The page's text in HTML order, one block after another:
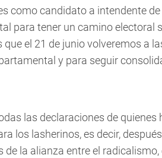
como candidato a intendente de
para tener un camino electoral
el 21 de junio volveremos a
y para seguir
las declaraciones de quienes
los lasherinos, es decir,
la alianza entre el radicalismo,